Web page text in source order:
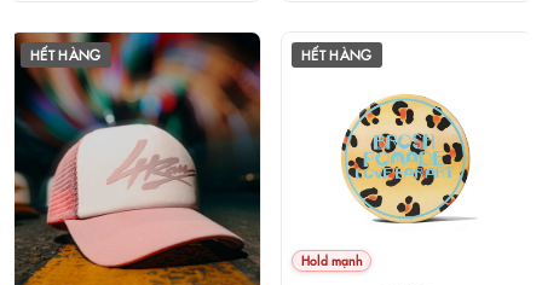
HẾT HÀNG HẾT HÀNG
Hold mạnh